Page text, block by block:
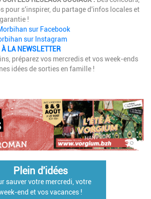
pour s'inspirer, du partage d'infos locales et
!
sur Facebook
sur Instagram
LA NEWSLETTER
préparez vos mercredis et vos week-ends
idées de sorties en famille !
Plein d'idées
sauver votre mercredi, votre
end et vos vacances !